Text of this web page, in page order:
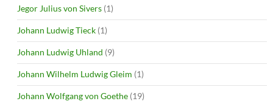
Jegor Julius von Sivers (1)
Johann Ludwig Tieck (1)
Johann Ludwig Uhland (9)
Johann Wilhelm Ludwig Gleim (1)
Johann Wolfgang von Goethe (19)